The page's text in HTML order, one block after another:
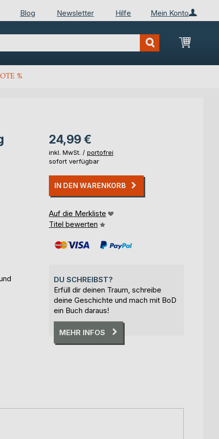
Mein Konto
Blog Newsletter Hilfe
Mein
%
24,99 €
inkl. MwSt. / portofrei
sofort verfügbar
IN DEN WARENKORB
Auf die Merkliste
Titel bewerten
DU SCHREIBST?
Erfüll dir deinen Traum, schreibe
deine Geschichte und mach mit BoD
ein Buch daraus!
MEHR INFOS